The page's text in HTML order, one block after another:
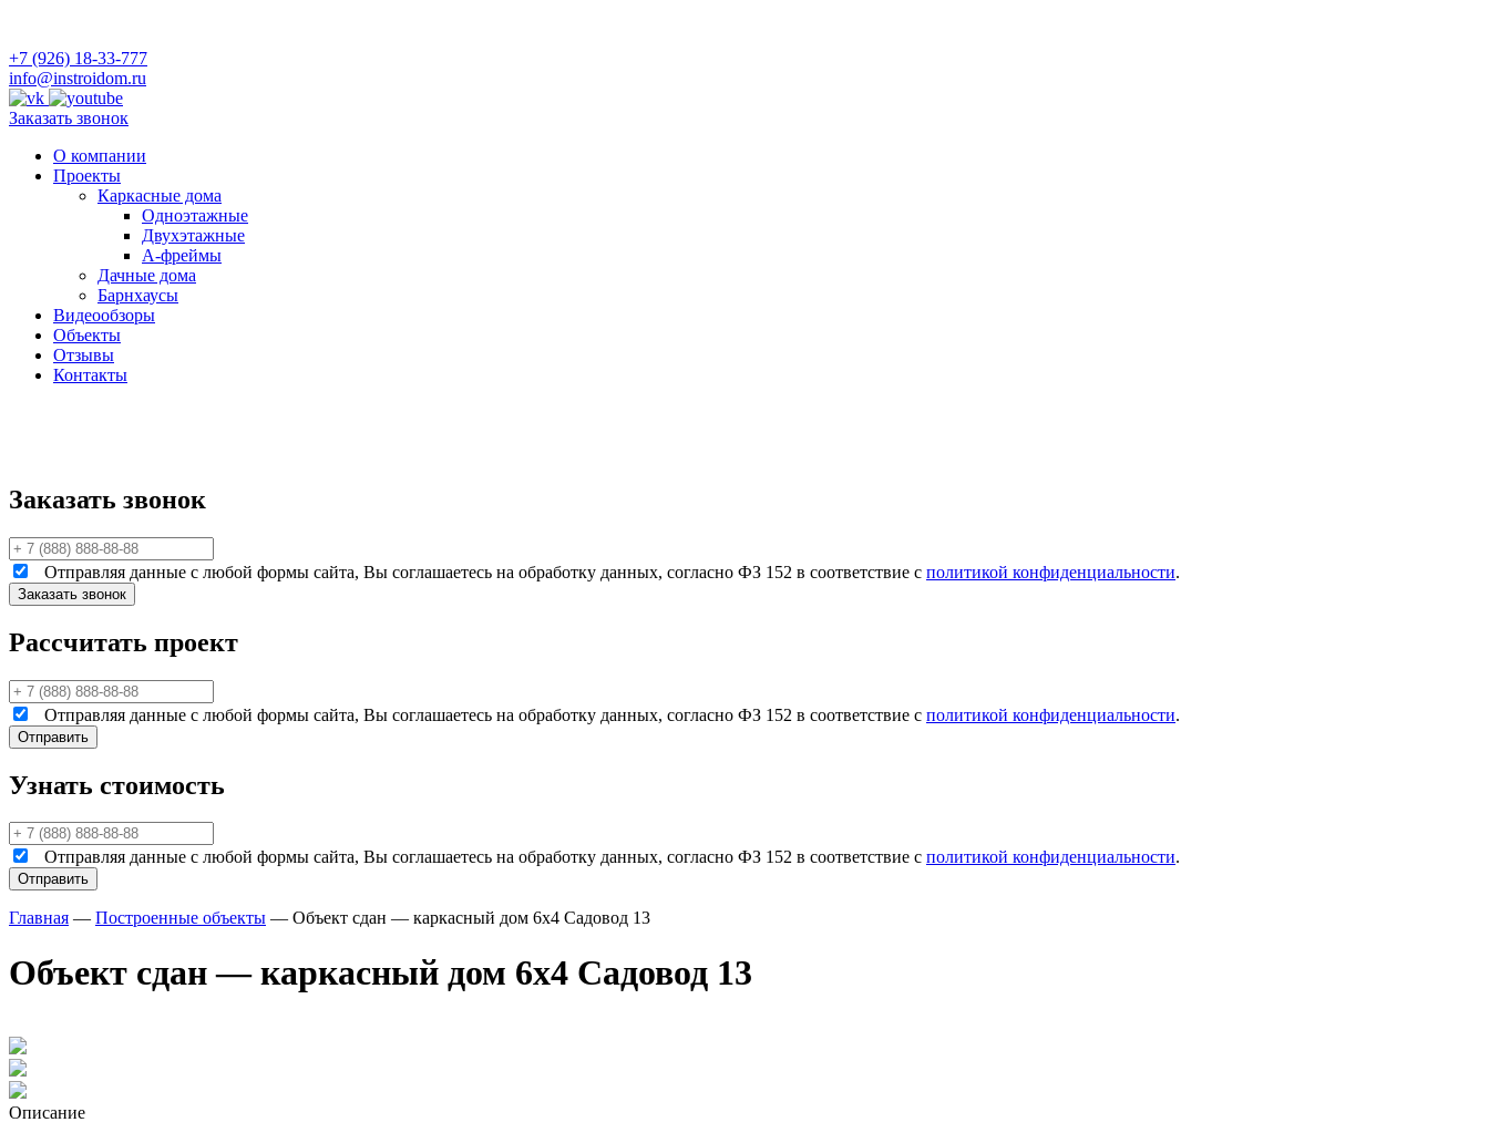
+7 (926) 18-33-777
info@instroidom.ru
Заказать звонок
О компании
Проекты
Каркасные дома
Одноэтажные
Двухэтажные
А-фреймы
Дачные дома
Барнхаусы
Видеообзоры
Объекты
Отзывы
Контакты
Заказать звонок
Отправляя данные с любой формы сайта, Вы соглашаетесь на обработку данных, согласно ФЗ 152 в соответствие с политикой конфиденциальности.
Рассчитать проект
Отправляя данные с любой формы сайта, Вы соглашаетесь на обработку данных, согласно ФЗ 152 в соответствие с политикой конфиденциальности.
Узнать стоимость
Отправляя данные с любой формы сайта, Вы соглашаетесь на обработку данных, согласно ФЗ 152 в соответствие с политикой конфиденциальности.
Главная — Построенные объекты — Объект сдан — каркасный дом 6х4 Садовод 13
Объект сдан — каркасный дом 6х4 Садовод 13
Описание